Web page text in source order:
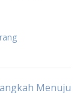
Menuju